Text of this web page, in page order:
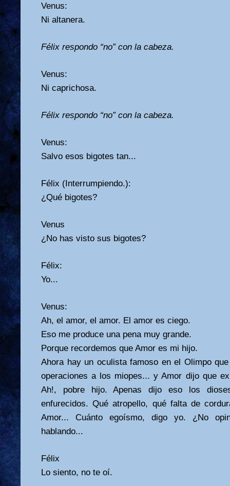
Venus:
Ni altanera.
Félix respondo “no” con la cabeza.
Venus:
Ni caprichosa.
Félix respondo “no” con la cabeza.
Venus:
Salvo esos bigotes tan...
Félix (Interrumpiendo.):
¿Qué bigotes?
Venus
¿No has visto sus bigotes?
Félix:
Yo...
Venus:
Ah, el amor, el amor. El amor es ciego.
Eso me produce una pena muy grande.
Porque recordemos que Amor es mi hijo.
Ahora hay un oculista famoso en el Olimpo
operaciones a los miopes... y Amor dijo que
Ah!, pobre hijo. Apenas dijo eso los
enfurecidos. Qué atropello, qué falta de
Amor... Cuánto egoísmo, digo yo. ¿No
hablando...
Félix
Lo siento, no te oí.